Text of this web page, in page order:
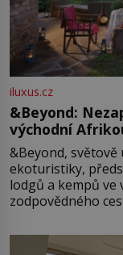
iluxus.cz
&Beyond:
východní
&Beyond,
ekoturistiky,
lodgů a kempů ve
zodpovědného